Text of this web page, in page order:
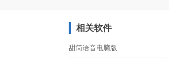
相关软件
甜筒语音电脑版